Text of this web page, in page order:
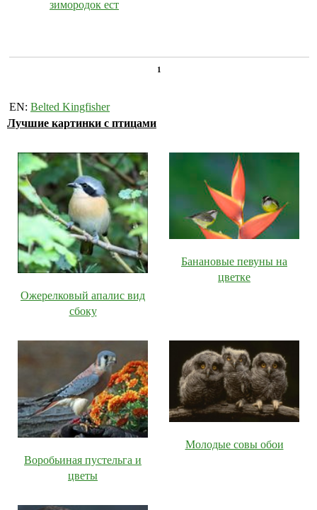
зимородок ест
1
EN: Belted Kingfisher
Лучшие картинки с птицами
Ожерелковый апалис вид
сбоку
Банановые певуны на
цветке
Воробьиная пустельга и
цветы
Молодые совы обои